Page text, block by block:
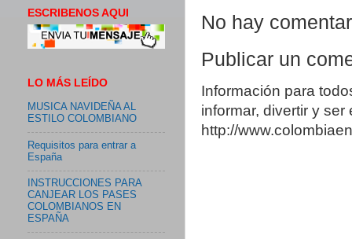
No hay
Publicar un
Información para
informar, divertir y
http://
ESCRIBENOS AQUI
LO MÁS LEÍDO
MUSICA NAVIDEÑA AL
ESTILO COLOMBIANO
Requisitos para entrar a
España
INSTRUCCIONES PARA
CANJEAR LOS PASES
COLOMBIANOS EN
ESPAÑA